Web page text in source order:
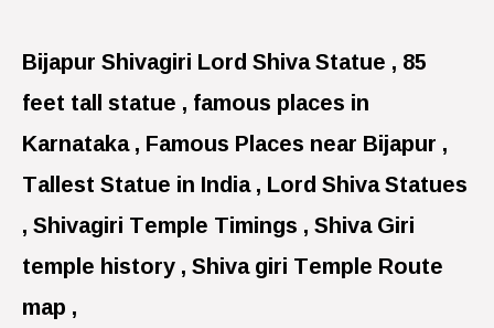
Bijapur Shivagiri Lord Shiva Statue , 85
feet tall statue , famous places in
Karnataka , Famous Places near Bijapur ,
Tallest Statue in India , Lord Shiva Statues
, Shivagiri Temple Timings , Shiva Giri
temple history , Shiva giri Temple Route
map ,